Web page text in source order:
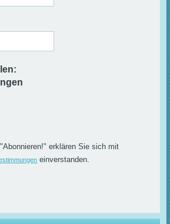
erklären Sie sich mit
einverstanden.